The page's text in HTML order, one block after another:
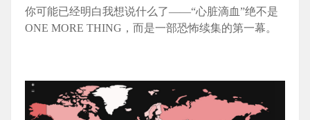
你可能已经明白我想说什么了——“心脏滴血”绝不是
ONE MORE THING，而是一部恐怖续集的第一幕。